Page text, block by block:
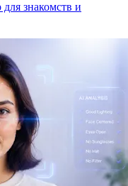
знакомств и